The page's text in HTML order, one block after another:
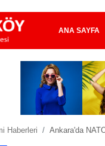
ANA SAYFA
Haberleri Ankara'da